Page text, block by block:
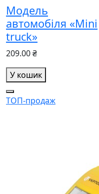
Модель
автомобіля «Mini
truck»
209.00 ₴
У кошик
ТОП-продаж